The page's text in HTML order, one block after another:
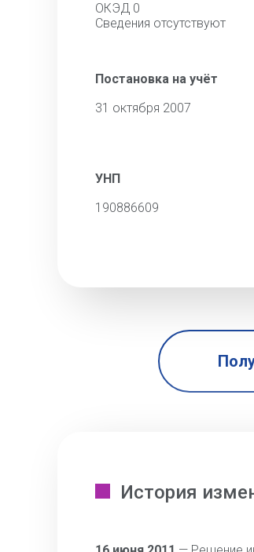
ОКЭД 0
Сведения отсутствуют
Постановка на учёт
31 октября 2007
УНП
190886609
История